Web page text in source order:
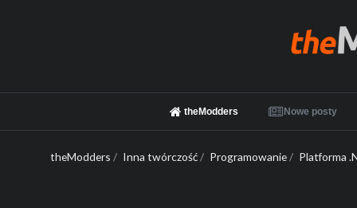
theModders Nowe posty
theModders / Inna twórczość/ Programowanie/ Platforma